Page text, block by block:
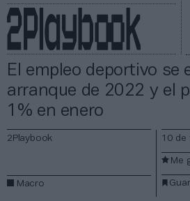
El empleo deportivo se
arranque de 2022 y el
1% en enero
2Playbook
Macro
10 de
Me